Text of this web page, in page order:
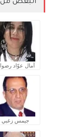
البعض من
آمال عوّاد
جيمس زغبي